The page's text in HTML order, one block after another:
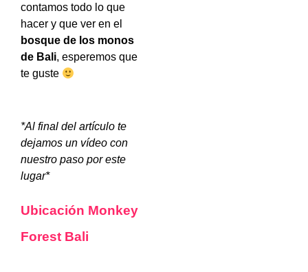
contamos todo lo que
hacer y que ver en el
bosque de los monos
de Bali, esperemos que
te guste
*Al final del artículo te
dejamos un vídeo con
nuestro paso por este
lugar*
Ubicación Monkey
Forest Bali